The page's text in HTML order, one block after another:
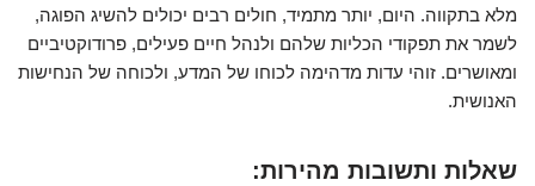
מלא בתקווה. היום, יותר מתמיד, חולים רבים יכולים להשיג הפוגה,
לשמר את תפקודי הכליות שלהם ולנהל חיים פעילים, פרודוקטיביים
ומאושרים. זוהי עדות מדהימה לכוחו של המדע, ולכוחה של הנחישות
האנושית.
שאלות ותשובות מהירות: